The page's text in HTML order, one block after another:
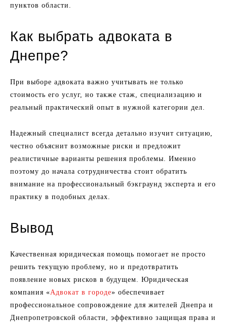
пунктов области.
Как выбрать адвоката в
Днепре?
При выборе адвоката важно учитывать не только
стоимость его услуг, но также стаж, специализацию и
реальный практический опыт в нужной категории дел.
Надежный специалист всегда детально изучит ситуацию,
честно объяснит возможные риски и предложит
реалистичные варианты решения проблемы. Именно
поэтому до начала сотрудничества стоит обратить
внимание на профессиональный бэкграунд эксперта и его
практику в подобных делах.
Вывод
Качественная юридическая помощь помогает не просто
решить текущую проблему, но и предотвратить
появление новых рисков в будущем. Юридическая
компания «Адвокат в городе» обеспечивает
профессиональное сопровождение для жителей Днепра и
Днепропетровской области, эффективно защищая права и